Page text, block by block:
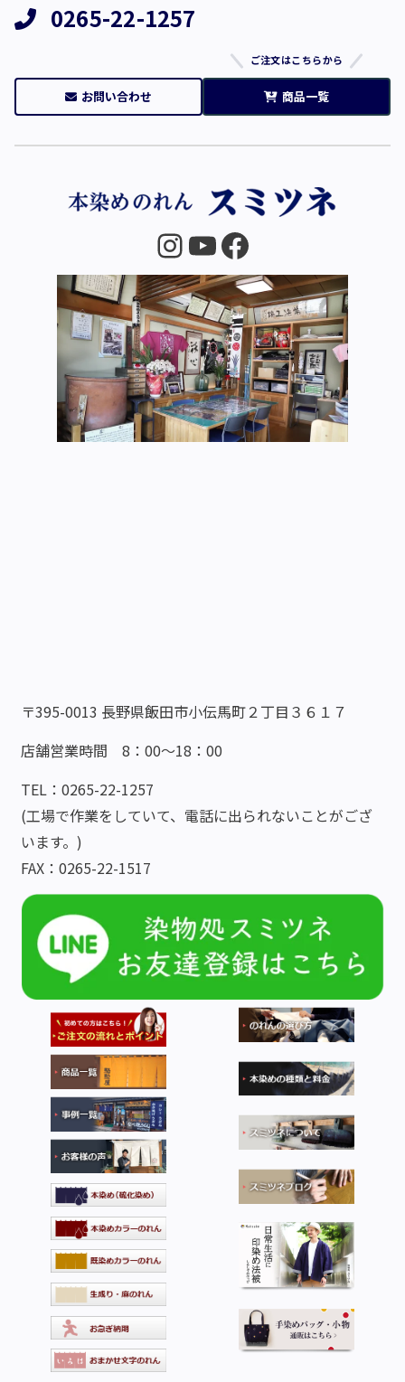
0265-22-1257
お問い合わせ
ご注文はこちらから
商品一覧
〒395-0013 長野県飯田市小伝馬町２丁目３６１７
店舗営業時間 8：00～18：00
TEL：0265-22-1257
(工場で作業をしていて、電話に出られないことがござ
います。)
FAX：0265-22-1517